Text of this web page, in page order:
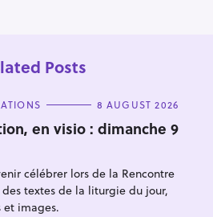
Posts
8 AUGUST 2026
en visio : dimanche 9
célébrer lors de la Rencontre
textes de la liturgie du jour,
et images.